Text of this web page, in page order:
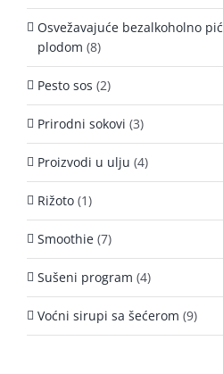
Osvežavajuće bezalkoholno
plodom (8)
Pesto sos (2)
Prirodni sokovi (3)
Proizvodi u ulju (4)
Rižoto (1)
Smoothie (7)
Sušeni program (4)
Voćni sirupi sa šećerom (9)